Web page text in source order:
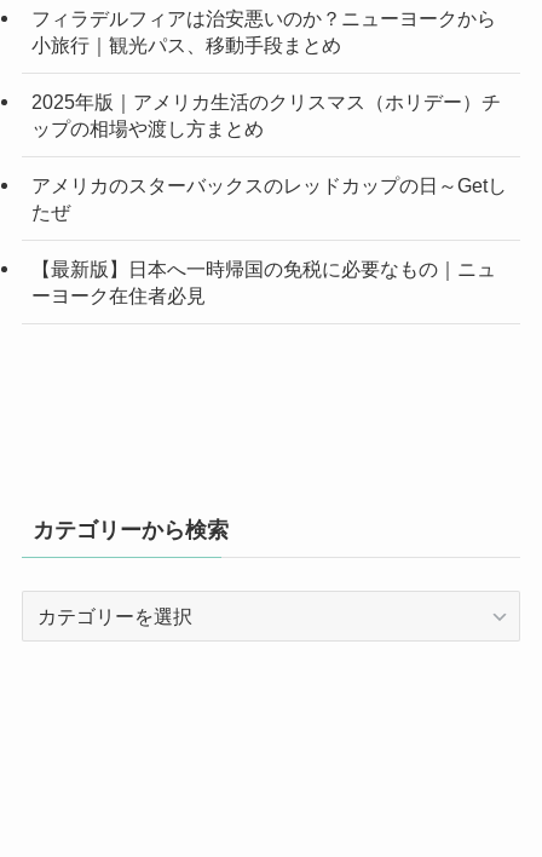
フィラデルフィアは治安悪いのか？ニューヨークから
小旅行｜観光パス、移動手段まとめ
2025年版｜アメリカ生活のクリスマス（ホリデー）チ
ップの相場や渡し方まとめ
アメリカのスターバックスのレッドカップの日～Getし
たぜ
【最新版】日本へ一時帰国の免税に必要なもの｜ニュ
ーヨーク在住者必見
カテゴリーから検索